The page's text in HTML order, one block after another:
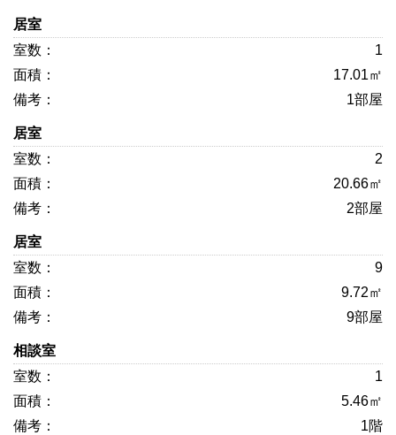
居室
1
17.01㎡
1部屋
居室
2
20.66㎡
2部屋
居室
9
9.72㎡
9部屋
相談室
1
5.46㎡
1階